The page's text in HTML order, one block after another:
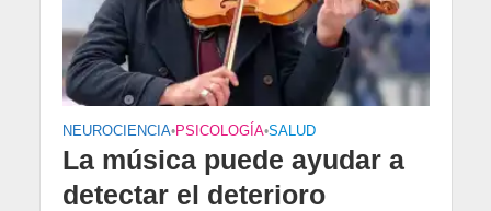
NEUROCIENCIA•PSICOLOGÍA•SALUD
La música puede ayudar a
detectar el deterioro